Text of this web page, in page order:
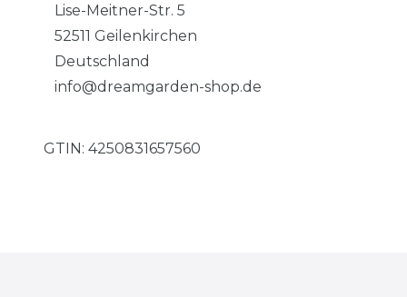
Lise-Meitner-Str. 5
52511 Geilenkirchen
Deutschland
info@dreamgarden-shop.de
GTIN: 4250831657560